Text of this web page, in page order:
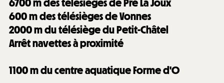
6700m des télésièges de Pré La Joux
600m des télésièges de Vonnes
2000m du télésiège du Petit-Châtel
Arrêt navettes à proximité
1100m du centre aquatique Forme d'O